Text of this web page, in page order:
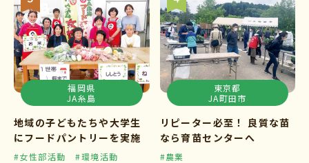
福岡県
JA糸島
地域の子どもたちや大学生
にフードパントリーを実施
#女性部活動
#環境活動
東京都
JA町田市
リピーター必至！ 良質な苗
なら育苗センターへ
#農業